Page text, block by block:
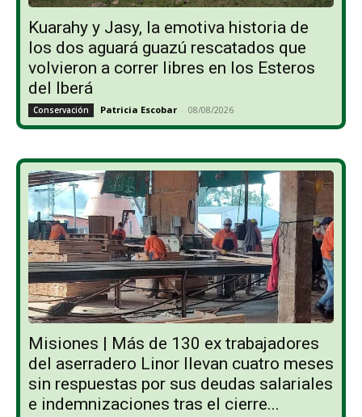
Kuarahy y Jasy, la emotiva historia de
los dos aguará guazú rescatados que
volvieron a correr libres en los Esteros
del Iberá
Conservación Patricia Escobar - 08/08/2026
Misiones | Más de 130 ex trabajadores
del aserradero Linor llevan cuatro meses
sin respuestas por sus deudas salariales
e indemnizaciones tras el cierre...